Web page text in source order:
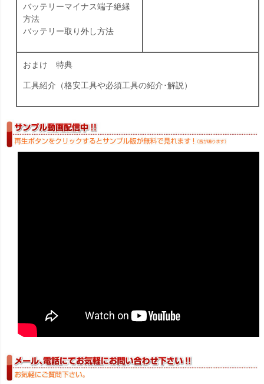
バッテリーマイナス端子絶縁
方法
バッテリー取り外し方法
おまけ 特典
工具紹介（格安工具や必須工具の紹介･解説）